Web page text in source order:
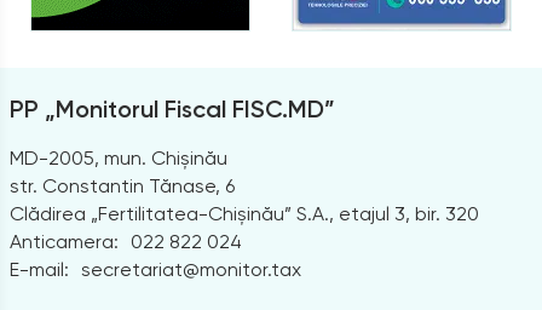
PP „Monitorul Fiscal FISC.MD”
MD-2005, mun. Chișinău
str. Constantin Tănase, 6
Clădirea „Fertilitatea-Chișinău” S.A., etajul 3, bir. 320
Anticamera:
022 822 024
E-mail: secretariat@monitor.tax